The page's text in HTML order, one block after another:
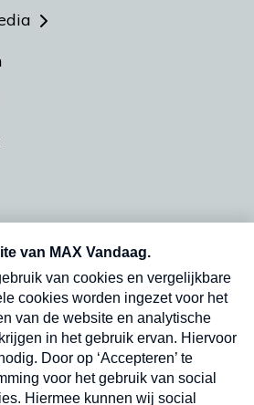
en dinsdagochtend in
Verzend